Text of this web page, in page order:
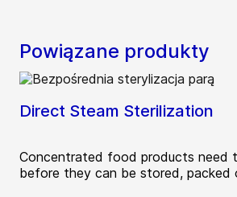
Powiązane produkty
Direct Steam Sterilization
Concentrated food products need
before they can be stored, packed